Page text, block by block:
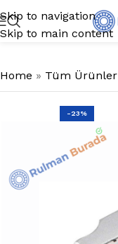
Skip to navigation
Skip to main content
Home » Tüm Ürünler
-23%